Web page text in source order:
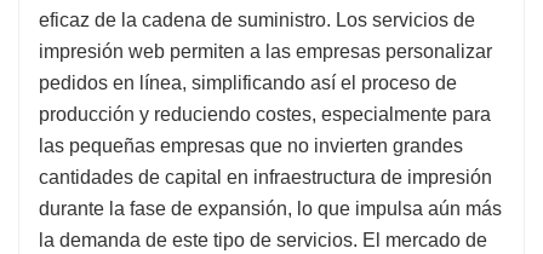
eficaz de la cadena de suministro. Los servicios de
impresión web permiten a las empresas personalizar
pedidos en línea, simplificando así el proceso de
producción y reduciendo costes, especialmente para
las pequeñas empresas que no invierten grandes
cantidades de capital en infraestructura de impresión
durante la fase de expansión, lo que impulsa aún más
la demanda de este tipo de servicios. El mercado de